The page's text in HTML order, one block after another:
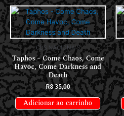
CDS NACIONAIS
Taphos – Come Chaos, Come
Havoc, Come Darkness and
Death
R$35,00
Adicionar ao carrinho